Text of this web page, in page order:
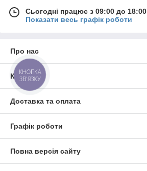
Сьогодні працює з 09:00 до 18:00
Показати весь графік роботи
Про нас
Контакти
Доставка та оплата
Графік роботи
Повна версія сайту
КНОПКА
ЗВ'ЯЗКУ